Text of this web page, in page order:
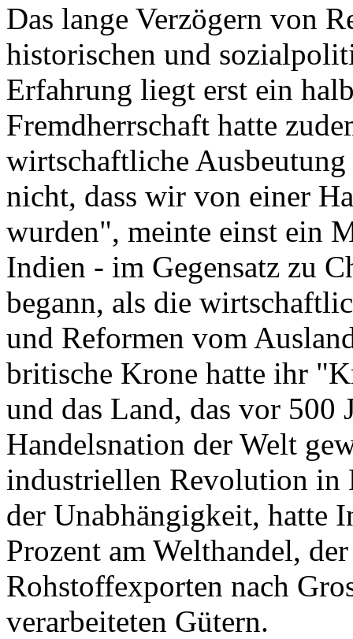
Das lange Verzögern von
historischen und
Erfahrung liegt erst ein
Fremdherrschaft hatte
wirtschaftliche Ausbeutung
nicht, dass wir von einer
wurden", meinte einst ein
Indien - im Gegensatz zu
begann, als die
und Reformen vom
britische Krone hatte ihr
und das Land, das vor 500
Handelsnation der Welt
industriellen Revolution in
der Unabhängigkeit, hatte
Prozent am Welthandel,
Rohstoffexporten nach
verarbeiteten Gütern.